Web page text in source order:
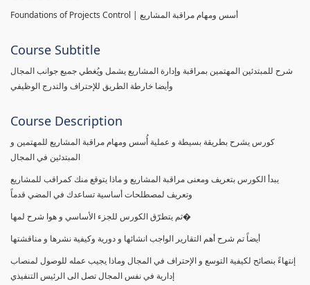
Foundations of Projects Control | أسس ومهام مراقبة المشاريع
Course Subtitle
شرح للمبتدئين المهتمين بمراقبة وإدارة المشاريع يشمل ويُغطي جميع جوانب المجال
وأيضا خارطة الطريق للإحتراف والتدرج الوظيفي
Course Description
كورس يشرح بطريقة بسيطة و عملية أُسس ومهام مراقبة المشاريع للمهتمين و
المبتدئين في المجال
يبدأ الكورس بتعريف ومعنى مراقبة المشاريع و ماذا يتوقع منك كمراقب للمشاريع
وتعريف لمصطلحات أساسية تساعدك في المضي قدماً
ثم يتطرّق الكورس للجزء الأساسي و هوا شرح لمها�
أيضاً تم شرح أهم التقارير الواجب انشائها و دورية وكيفية نشرها و مناقشتها
إنتهاءً بنصائح لكيفية التوسع و الإحتراف في المجال وماذا يجيب عمله للوصول لمنصاب
إدارية في نفس المجال تصل الى الرئيس التنفيذي